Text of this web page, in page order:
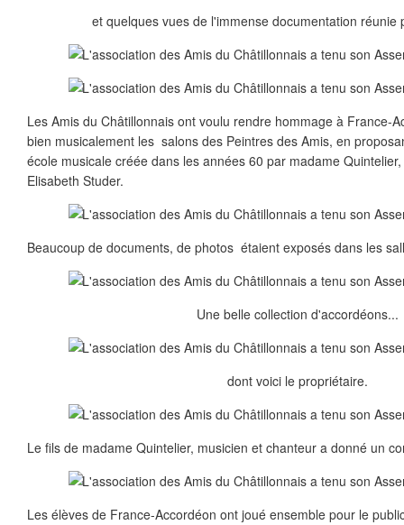
et quelques vues de l'immense documentation réunie
Les Amis du Châtillonnais ont voulu rendre hommage à France-
bien musicalement les salons des Peintres des Amis, en
école musicale créée dans les années 60 par madame
Elisabeth Studer.
Beaucoup de documents, de photos étaient exposés dans les
Une belle collection d'accordéons...
dont voici le propriétaire.
Le fils de madame Quintelier, musicien et chanteur a donné un
Les élèves de France-Accordéon ont joué ensemble pour le